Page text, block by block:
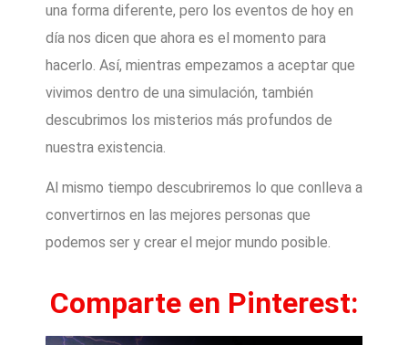
una forma diferente, pero los eventos de hoy en
día nos dicen que ahora es el momento para
hacerlo. Así, mientras empezamos a aceptar que
vivimos dentro de una simulación, también
descubrimos los misterios más profundos de
nuestra existencia.
Al mismo tiempo descubriremos lo que conlleva a
convertirnos en las mejores personas que
podemos ser y crear el mejor mundo posible.
Comparte en Pinterest: